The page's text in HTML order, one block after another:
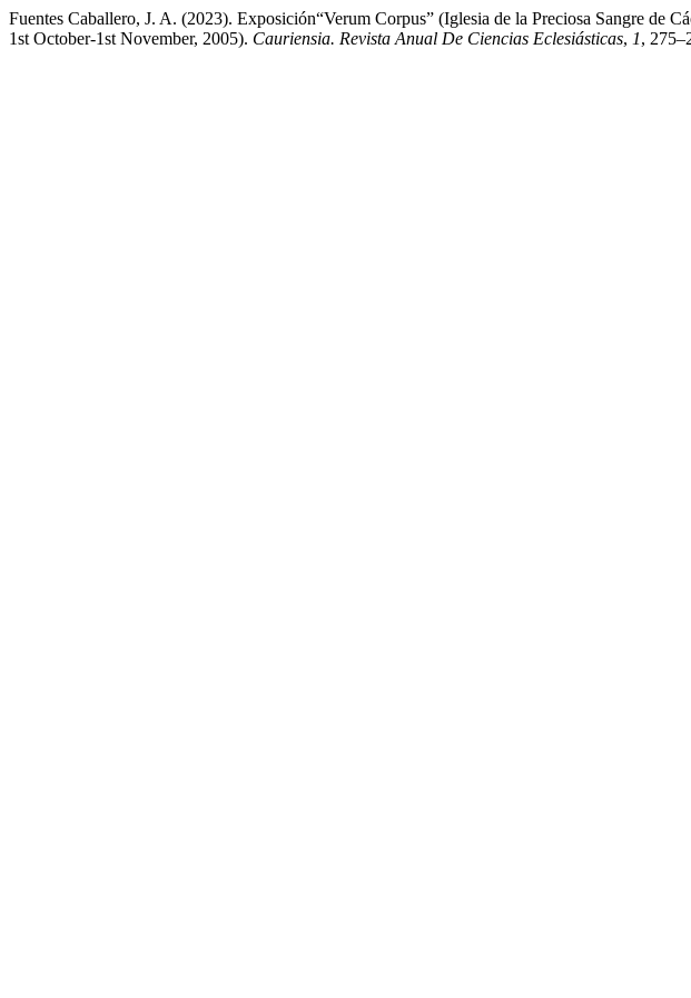
Fuentes Caballero, J. A. (2023). Exposición“Verum Corpus” (Iglesia de la Preciosa Sangre de
1st October-1st November, 2005). Cauriensia. Revista Anual De Ciencias Eclesiásticas, 1,